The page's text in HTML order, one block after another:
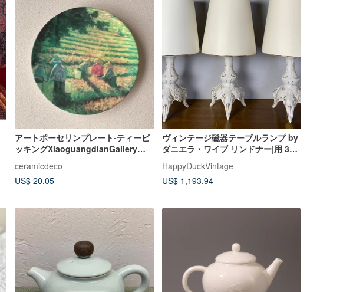
アートポーセリンプレート-ティーピ
ッキングXiaoguangdianGallery
Disabled Art Painter-Lin Yu（鉄フ
レーム付き）
ceramicdeco
US$ 20.05
ヴィンテージ磁器テーブルランプ by
ダニエラ・ワイブ リンドナー|用 3個
セット
HappyDuckVintage
US$ 1,193.94